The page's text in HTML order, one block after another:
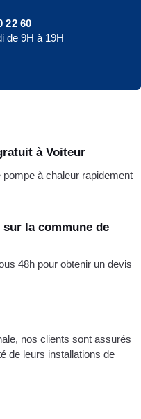
à Voiteur
à chaleur rapidement
la commune de
48h pour obtenir un devis
nos clients sont assurés
de leurs installations de
22 60
de 9H à 19H